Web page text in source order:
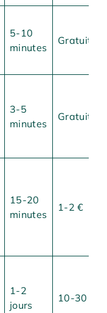
5-10
minutes
Gratuit
3-5
minutes
Gratuit
15-20
minutes
1-2 €
1-2
jours
10-30 €